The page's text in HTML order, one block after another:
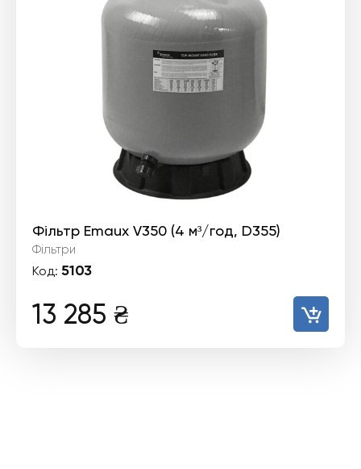
Фільтр Emaux V350 (4 м³/год, D355)
Фільтри
Код: 5103
13 285 ₴